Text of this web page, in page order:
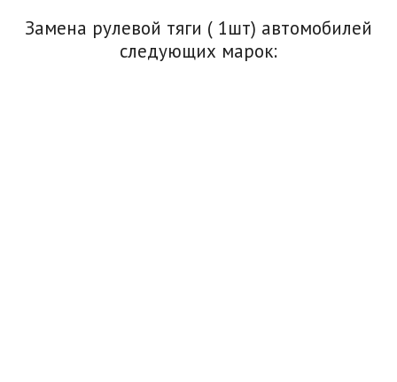
Замена рулевой тяги ( 1шт) автомобилей
следующих марок: